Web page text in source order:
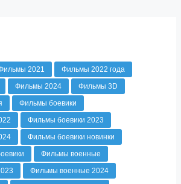
2021
Фильмы 2022 года
Фильмы 2024
Фильмы 3D
Фильмы боевики
Фильмы боевики 2023
Фильмы боевики новинки
Фильмы военные
Фильмы военные 2024